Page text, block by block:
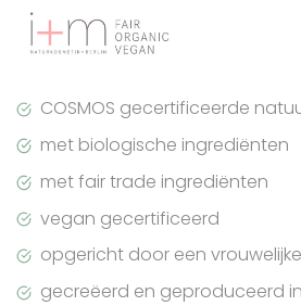
COSMOS gecertificeerde
met biologische ingrediënten
met fair trade ingrediënten
vegan gecertificeerd
opgericht door een
gecreëerd en geproduceerd